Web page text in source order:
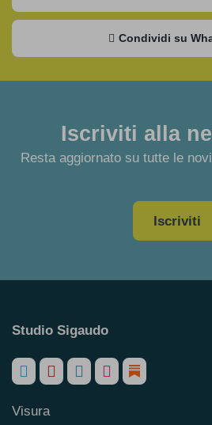
Condividi su
Iscriviti alla
Resta aggiornato su tutte le
Iscriviti
Studio Sigaudo
Visura